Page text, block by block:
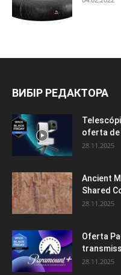
ВИБІР РЕДАКТОРА
oferta de
28.11.2025
Ancient
Shared
28.11.2025
Oferta
28.11.2025